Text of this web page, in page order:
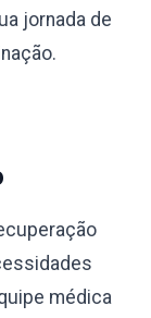
jornada de
médica